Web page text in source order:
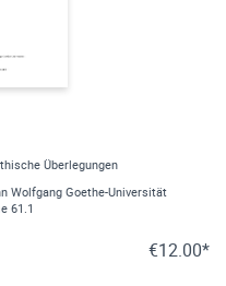
Überlegungen
Wolfgang Goethe-Universität
61.1
€12.00*